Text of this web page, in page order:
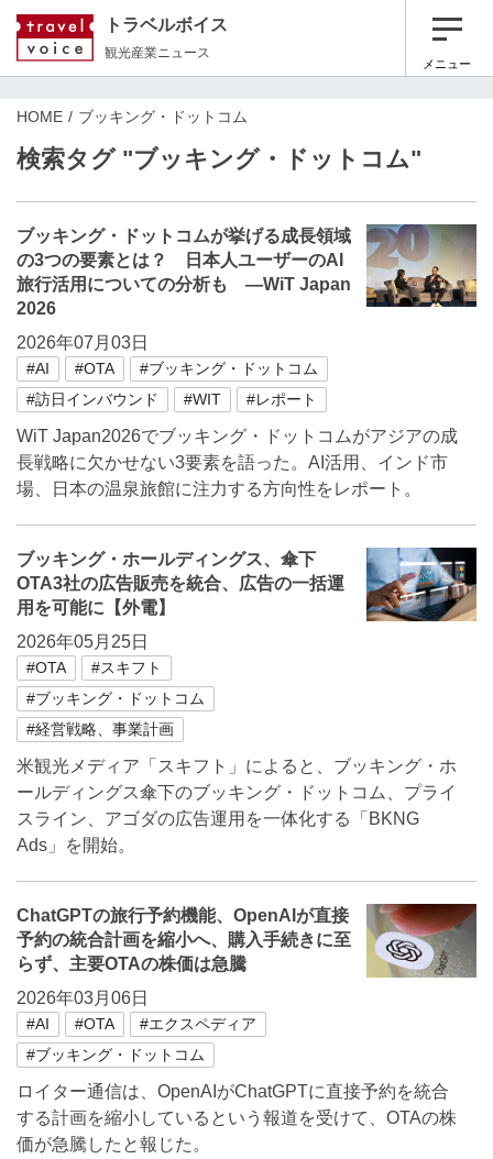
トラベルボイス
観光産業ニュース
メニュー
HOME ブッキング・ドットコム
検索タグ "ブッキング・ドットコム"
ブッキング・ドットコムが挙げる成長領域
の3つの要素とは？ 日本人ユーザーのAI
旅行活用についての分析も ―WiT Japan
2026
2026年07月03日
#AI #OTA
#ブッキング・ドットコム
#訪日インバウンド
#WIT #レポート
WiT Japan2026でブッキング・ドットコムがアジアの成
長戦略に欠かせない3要素を語った。AI活用、インド市
場、日本の温泉旅館に注力する方向性をレポート。
ブッキング・ホールディングス、傘下
OTA3社の広告販売を統合、広告の一括運
用を可能に【外電】
2026年05月25日
#OTA
#スキフト
#ブッキング・ドットコム
#経営戦略、事業計画
米観光メディア「スキフト」によると、ブッキング・ホ
ールディングス傘下のブッキング・ドットコム、プライ
スライン、アゴダの広告運用を一体化する「BKNG
Ads」を開始。
ChatGPTの旅行予約機能、OpenAIが直接
予約の統合計画を縮小へ、購入手続きに至
らず、主要OTAの株価は急騰
2026年03月06日
#AI #OTA
#エクスペディア
#ブッキング・ドットコム
ロイター通信は、OpenAIがChatGPTに直接予約を統合
する計画を縮小しているという報道を受けて、OTAの株
価が急騰したと報じた。